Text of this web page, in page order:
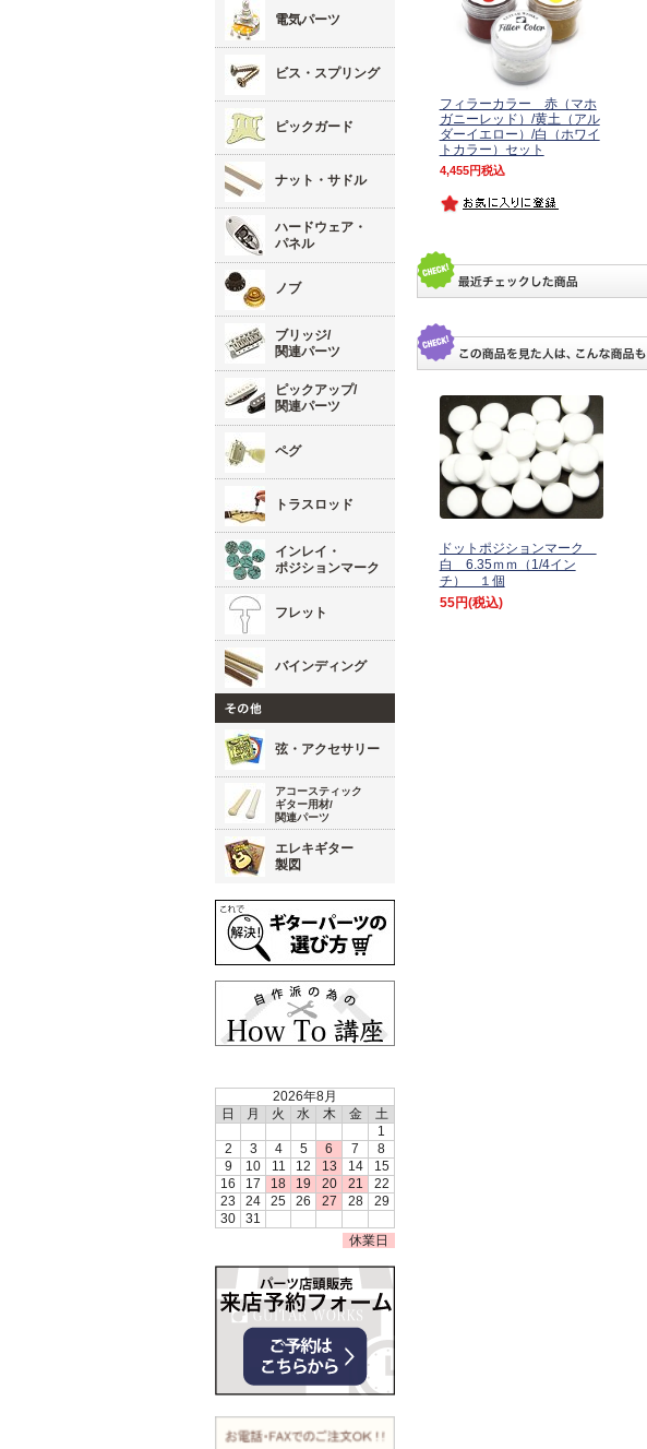
電気パーツ
ビス・スプリング
ピックガード
ナット・サドル
ハードウェア・
パネル
ノブ
ブリッジ/
関連パーツ
ピックアップ/
関連パーツ
ペグ
トラスロッド
インレイ・
ポジションマーク
フレット
バインディング
弦・アクセサリー
アコースティック
ギター用材/
関連パーツ
エレキギター
製図
2026年8月
日
月 火 水 木 金
土
1
2
3 4 5 6 7
8
9
10 11 12 13 14
15
16
17 18 19 20 21
22
23
24 25 26 27 28
29
30
31
休業日
フィラーカラー 赤（マホ
ガニーレッド）/黄土（アル
ダーイエロー）/白（ホワイ
トカラー）セット
4,455 税込
ドットポジションマーク
白 6.35ｍｍ（1/4イン
チ） １個
55円(税込)